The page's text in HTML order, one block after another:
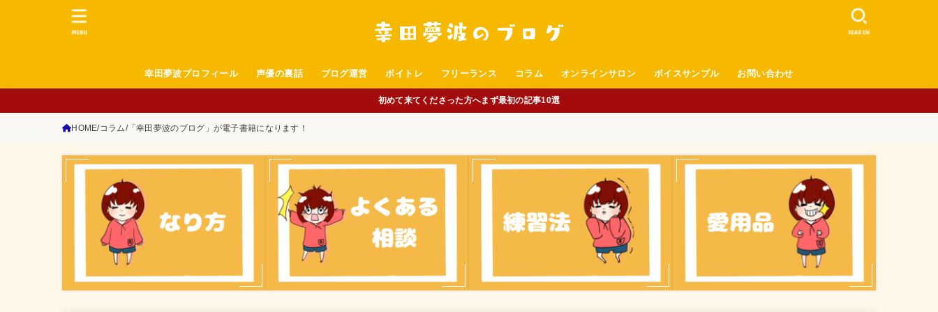
幸田夢波プロフィール 声優の裏話 ブログ運営 ボイトレ フリーランス コラム オンラインサロン ボイスサンプル お問い合わせ
SEARCH
MENU
初めて来てくださった方へまず最初の記事10選
HOME コラム 「幸田夢波のブログ」が電子書籍になります！